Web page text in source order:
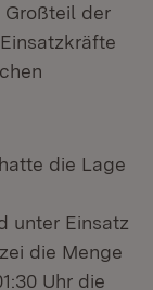
Großteil der
die Lage
unter Einsatz
die Menge
Uhr die